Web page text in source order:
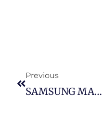
Previous
SAMSUNG MALAYSIA 让你体验 Galaxy AI 技术，你将有机会登上全马各大城市广告牌。